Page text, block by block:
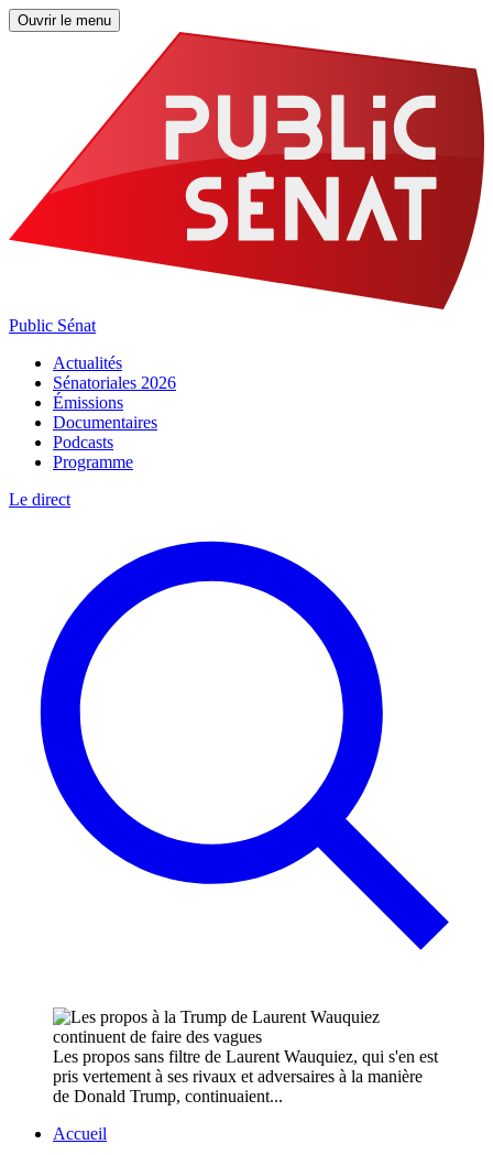
Ouvrir le menu
Public Sénat
Actualités
Sénatoriales 2026
Émissions
Documentaires
Podcasts
Programme
Le direct
Les propos sans filtre de Laurent Wauquiez, qui s'en est
pris vertement à ses rivaux et adversaires à la manière
de Donald Trump, continuaient...
Accueil